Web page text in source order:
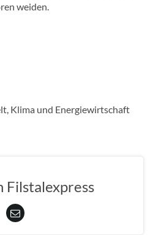
weiden.
Klima und Energiewirtschaft
Filstalexpress